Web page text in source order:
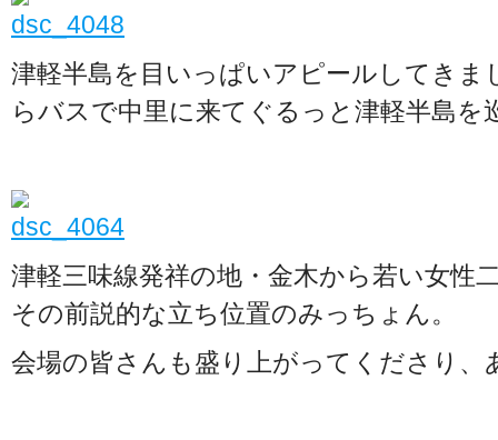
津軽半島を目いっぱいアピールしてきま
らバスで中里に来てぐるっと津軽半島を
津軽三味線発祥の地・金木から若い女性
その前説的な立ち位置のみっちょん。
会場の皆さんも盛り上がってくださり